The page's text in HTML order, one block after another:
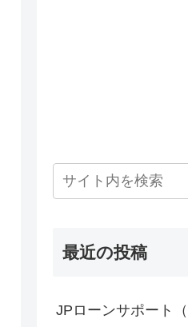
最近の投稿
JPローンサポート